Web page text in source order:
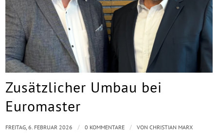
Zusätzlicher Umbau bei
Euromaster
FREITAG, 6. FEBRUAR 2026 / 0 KOMMENTARE / VONCHRISTIAN MARX